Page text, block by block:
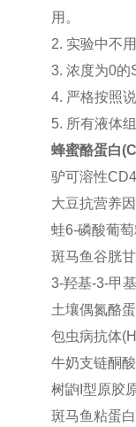
用。
2. 实验中不
3. 浓度为0的
4. 严格按照
5. 所有液体
蜂蜜酪蛋白
驴可溶性
大豆抗营养
蛙6-磷酸葡
斑马鱼谷胱
3-羟基-3-甲
土壤偶氮酪
包虫病抗体
牛奶支链酮
树鼩I型原胶
斑马鱼粘蛋